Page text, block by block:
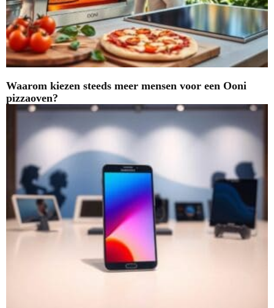
Waarom kiezen steeds meer mensen voor een Ooni
pizzaoven?